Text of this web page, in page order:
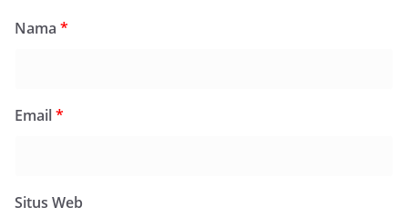
Nama *
Email*
Situs Web